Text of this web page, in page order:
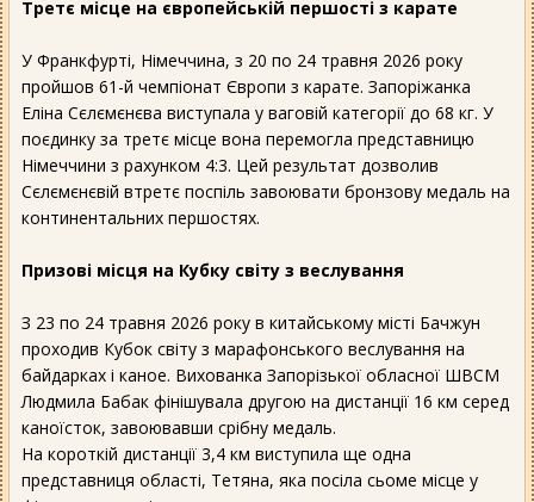
Третє місце на європейській першості з карате
У Франкфурті, Німеччина, з 20 по 24 травня 2026 року
пройшов 61-й чемпіонат Європи з карате. Запоріжанка
Еліна Сєлємєнєва виступала у ваговій категорії до 68 кг. У
поєдинку за третє місце вона перемогла представницю
Німеччини з рахунком 4:3. Цей результат дозволив
Сєлємєнєвій втретє поспіль завоювати бронзову медаль на
континентальних першостях.
Призові місця на Кубку світу з веслування
З 23 по 24 травня 2026 року в китайському місті Бачжун
проходив Кубок світу з марафонського веслування на
байдарках і каное. Вихованка Запорізької обласної ШВСМ
Людмила Бабак фінішувала другою на дистанції 16 км серед
каноїсток, завоювавши срібну медаль.
На короткій дистанції 3,4 км виступила ще одна
представниця області, Тетяна, яка посіла сьоме місце у